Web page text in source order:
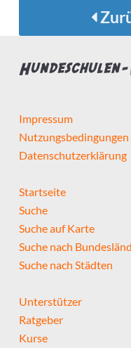
Impressum
Nutzungsbedingungen
Datenschutzerklärung
Startseite
Suche
Suche auf Karte
Suche nach
Suche nach Städten
Unterstützer
Ratgeber
Kurse